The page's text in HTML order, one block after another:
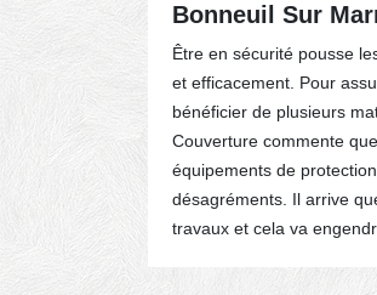
Bonneuil Sur
Être en sécurité pousse
et efficacement. Pour
bénéficier de plusieurs
Couverture commente
équipements de
désagréments. Il arrive
travaux et cela va